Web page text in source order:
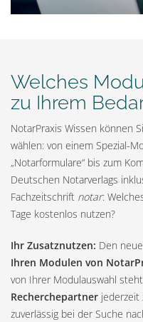
Welches
zu Ihrem
NotarPraxis Wissen können
wählen: von einem Spezial-
„Notarformulare“ bis zum
Deutschen Notarverlags
Fachzeitschrift notar:
Tage kostenlos nutzen?
Ihr Zusatznutzen: Den
Ihren Modulen von
von Ihrer Modulauswahl
Recherchepartner jederzeit
zuverlässig bei der Suche